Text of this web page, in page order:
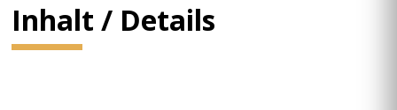
Inhalt / Details